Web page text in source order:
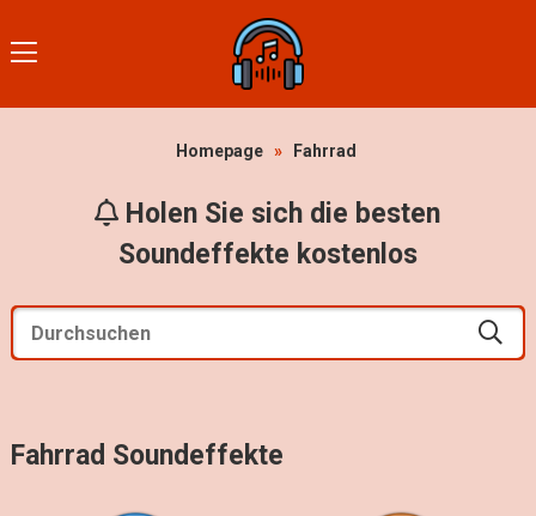
Homepage » Fahrrad
Holen Sie sich die besten
Soundeffekte kostenlos
Fahrrad Soundeffekte